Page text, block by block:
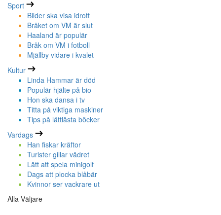
Sport
Bilder ska visa idrott
Bråket om VM är slut
Haaland är populär
Bråk om VM i fotboll
Mjällby vidare i kvalet
Kultur
Linda Hammar är död
Populär hjälte på bio
Hon ska dansa i tv
Titta på viktiga maskiner
Tips på lättlästa böcker
Vardags
Han fiskar kräftor
Turister gillar vädret
Lätt att spela minigolf
Dags att plocka blåbär
Kvinnor ser vackrare ut
Alla Väljare